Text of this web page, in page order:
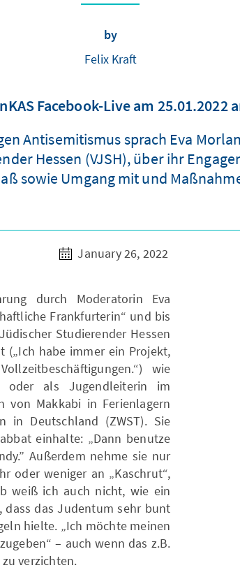
by
Felix Kraft
Facebook-Live am 25.01.2022
Antisemitismus sprach Eva
Hessen (VJSH), über ihr
sowie Umgang mit und
January 26, 2022
durch Moderatorin Eva
Frankfurterin“ und bis
Studierender Hessen
(„Ich habe immer ein Projekt,
wie
oder als Jugendleiterin im
von Makkabi in Ferienlagern
Deutschland (ZWST). Sie
einhalte: „Dann benutze
Außerdem nehme sie nur
oder weniger an „Kaschrut“,
weiß ich auch nicht, wie ein
dass das Judentum sehr bunt
hielte. „Ich möchte meinen
– auch wenn das z.B.
verzichten.